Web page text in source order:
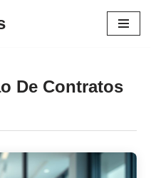
De Contratos